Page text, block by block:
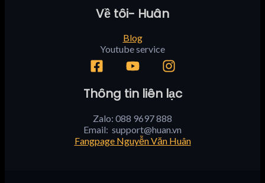
Về tôi- Huân
Blog
Youtube service
Thông tin liên lạc
Zalo: 088 9697 888
Email: support@huan.vn
Fangpage Nguyễn Văn Huân